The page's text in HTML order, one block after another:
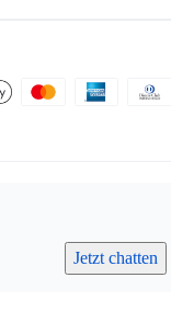
Jetzt chatten